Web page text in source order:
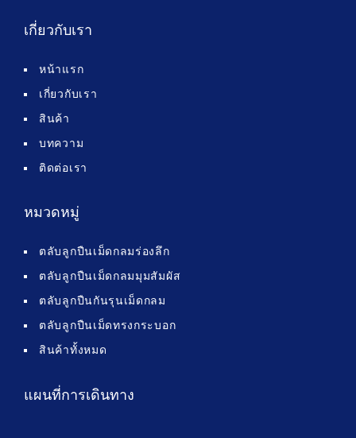
เกี่ยวกับเรา
หน้าแรก
เกี่ยวกับเรา
สินค้า
บทความ
ติดต่อเรา
หมวดหมู่
ตลับลูกปืนเม็ดกลมร่องลึก
ตลับลูกปืนเม็ดกลมมุมสัมผัส
ตลับลูกปืนกันรุนเม็ดกลม
ตลับลูกปืนเม็ดทรงกระบอก
สินค้าทั้งหมด
แผนที่การเดินทาง